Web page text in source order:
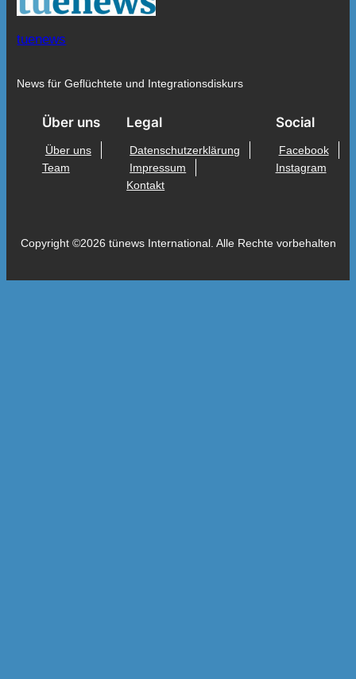
tuenews
News für Geflüchtete und Integrationsdiskurs
Über uns
Über uns
Team
Legal
Datenschutzerklärung
Impressum
Kontakt
Social
Facebook
Instagram
Copyright ©2026 tünews International. Alle Rechte vorbehalten